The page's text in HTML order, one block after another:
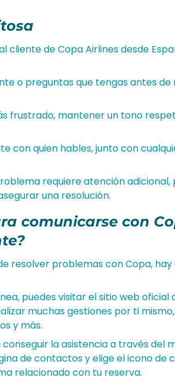
de Copa Airlines desde
o preguntas que tengas antes de
frustrado, mantener un tono
con quien hables, junto con
requiere atención
una resolución.
comunicarse con
resolver problemas con Copa,
puedes visitar el sitio web oficial
muchas gestiones por ti
y más.
la asistencia a través del
de contactos y elige el icono de
relacionado con tu reserva.